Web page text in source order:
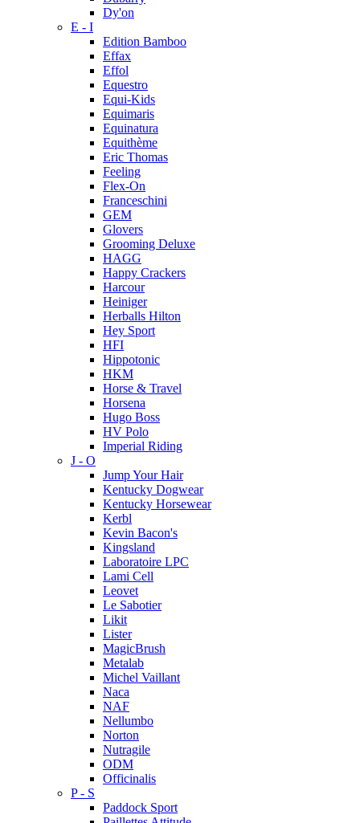
Dy'on
E - I
Edition Bamboo
Effax
Effol
Equestro
Equi-Kids
Equimaris
Equinatura
Equithème
Eric Thomas
Feeling
Flex-On
Franceschini
GEM
Glovers
Grooming Deluxe
HAGG
Happy Crackers
Harcour
Heiniger
Herballs Hilton
Hey Sport
HFI
Hippotonic
HKM
Horse & Travel
Horsena
Hugo Boss
HV Polo
Imperial Riding
J - O
Jump Your Hair
Kentucky Dogwear
Kentucky Horsewear
Kerbl
Kevin Bacon's
Kingsland
Laboratoire LPC
Lami Cell
Leovet
Le Sabotier
Likit
Lister
MagicBrush
Metalab
Michel Vaillant
Naca
NAF
Nellumbo
Norton
Nutragile
ODM
Officinalis
P - S
Paddock Sport